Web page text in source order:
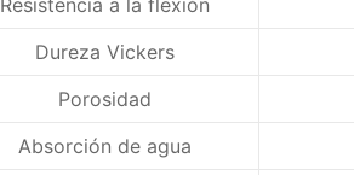
Resistencia a la flexión
Dureza Vickers
Porosidad
Absorción de agua